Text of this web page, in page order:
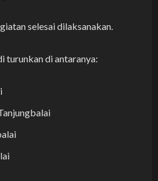
selesai dilaksanakan.
turunkan di antaranya: